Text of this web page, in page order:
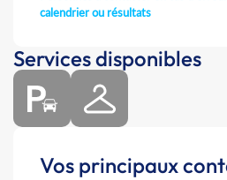
calendrier ou résultats
Services disponibles
Vos principaux